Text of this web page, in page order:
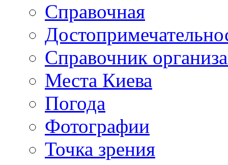
Справочная
Справочник
Места Киева
Погода
Фотографии
Точка зрения